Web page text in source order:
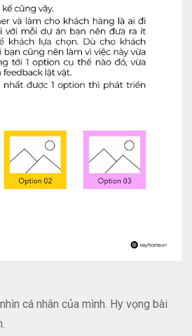
cá nhân của mình. Hy vọng bài